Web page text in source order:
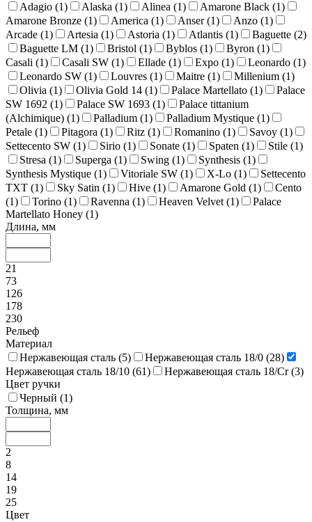
Adagio (1) Alaska (1) Alinea (1) Amarone Black (1)
Amarone Bronze (1) America (1) Anser (1) Anzo (1)
Arcade (1) Artesia (1) Astoria (1) Atlantis (1) Baguette (2)
Baguette LM (1) Bristol (1) Byblos (1) Byron (1)
Casali (1) Casali SW (1) Ellade (1) Expo (1) Leonardo (1)
Leonardo SW (1) Louvres (1) Maitre (1) Millenium (1)
Olivia (1) Olivia Gold 14 (1) Palace Martellato (1)
Palace
SW 1692 (1) Palace SW 1693 (1)
Palace tittanium
(Alchimique) (1) Palladium (1) Palladium Mystique (1)
Petale (1) Pitagora (1) Ritz (1) Romanino (1) Savoy (1)
Settecento SW (1) Sirio (1) Sonate (1) Spaten (1) Stile (1)
Stresa (1) Superga (1) Swing (1) Synthesis (1)
Synthesis Mystique (1) Vitoriale SW (1) X-Lo (1)
Settecento
TXT (1) Sky Satin (1) Hive (1) Amarone Gold (1)
Cento
(1) Torino (1) Ravenna (1) Heaven Velvet (1)
Palace
Martellato Honey (1)
Длина, мм
21
73
126
178
230
Рельеф
Материал
Нержавеющая сталь (5) Нержавеющая сталь 18/0 (28)
Нержавеющая сталь 18/10 (61) Нержавеющая сталь 18/Cr (3)
Цвет ручки
Черный (1)
Толщина, мм
2
8
14
19
25
Цвет